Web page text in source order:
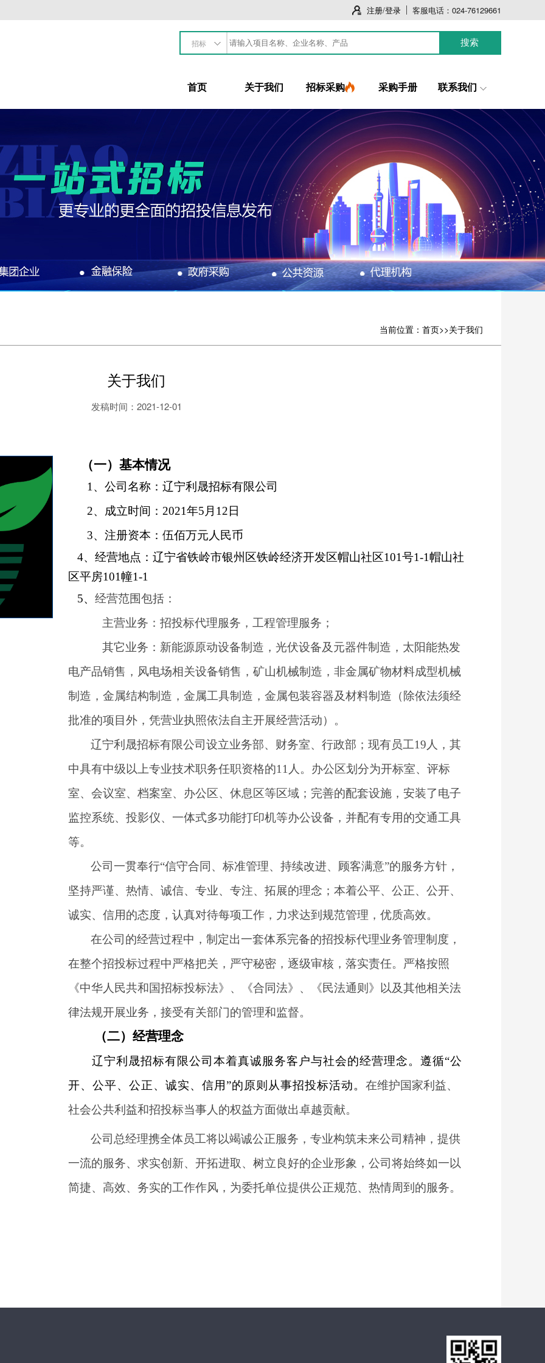
注册/登录 客服电话：024-76129661
招标
首页 关于我们 招标采购 采购手册 联系我们
当前位置： 首页>>关于我们
关于我们
发稿时间： 2021-12-01
（一）基本情况
1 、公司名称：辽宁利晟招标有限公司
2、成立时间：2021年5月12日
3、注册资本：伍佰万元人民币
4、经营地点：辽宁省铁岭市银州区铁岭经济开发区帽山社区101号1-1帽山社
区平房101幢1-1
5、 经营范围包括：
主营业务：招投标代理服务，工程管理服务；
其它业务：新能源原动设备制造，光伏设备及元器件制造，太阳能热发
电产品销售，风电场相关设备销售，矿山机械制造，非金属矿物材料成型机械
制造，金属结构制造，金属工具制造，金属包装容器及材料制造（除依法须经
批准的项目外，凭营业执照依法自主开展经营活动）。
辽宁利晟招标有限公司设立业务部、财务室、行政部；现有员工19人，其
中具有中级以上专业技术职务任职资格的11人。办公区划分为开标室、评标
室、会议室、档案室、办公区、休息区等区域；完善的配套设施，安装了电子
监控系统、投影仪、一体式多功能打印机等办公设备，并配有专用的交通工具
等。
公司一贯奉行“信守合同、标准管理、持续改进、顾客满意”的服务方针，
坚持严谨、热情、诚信、专业、专注、拓展的理念；本着公平、公正、公开、
诚实、信用的态度，认真对待每项工作，力求达到规范管理，优质高效。
在公司的经营过程中，制定出一套体系完备的招投标代理业务管理制度，
在整个招投标过程中严格把关，严守秘密，逐级审核，落实责任。严格按照
《中华人民共和国招标投标法》、《合同法》、《民法通则》以及其他相关法
律法规开展业务，接受有关部门的管理和监督。
（二）经营理念
辽宁利晟招标有限公司本着真诚服务客户与社会的经营理念。遵循“公
开、公平、公正、诚实、信用”的原则从事招投标活动。 在维护国家利益、
社会公共利益和招投标当事人的权益方面做出卓越贡献。
公司总经理携全体员工将以竭诚公正服务，专业构筑未来公司精神，提供
一流的服务、求实创新、开拓进取、树立良好的企业形象，公司将始终如一以
简捷、高效、务实的工作作风，为委托单位提供公正规范、热情周到的服务。